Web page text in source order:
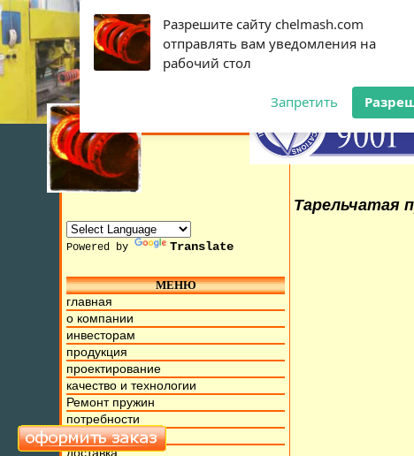
Разрешите сайту chelmash.com
отправлять вам уведомления на
рабочий стол
Запретить
Powered by Translate
МЕНЮ
главная
о компании
инвесторам
продукция
проектирование
качество и технологии
Ремонт пружин
потребности
фото и видео
доставка
Тарельчатая
Июля 2015г. Мы находимся на ул. Труда, д.17. Бесплатный